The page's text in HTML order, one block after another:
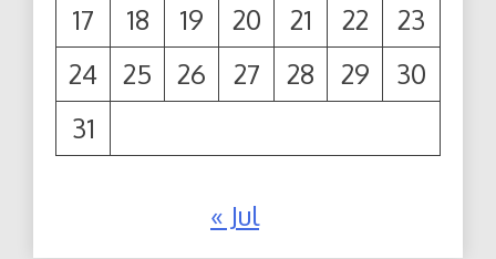
17
18 19 20 21 22
23
24
25 26 27 28 29
30
31
« Jul